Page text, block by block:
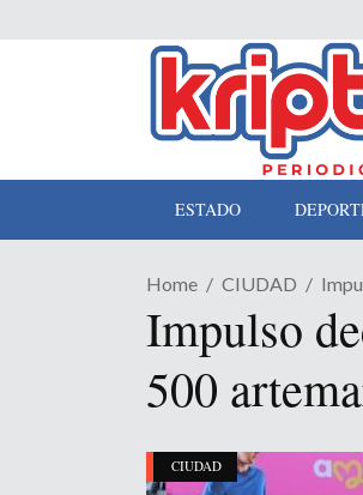
ESTADO
Home CIUDAD
Impulso
500
CIUDAD